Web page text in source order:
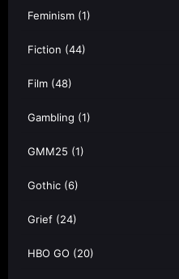
Feminism (1)
Fiction (44)
Film (48)
Gambling (1)
GMM25 (1)
Gothic (6)
Grief (24)
HBO GO (20)